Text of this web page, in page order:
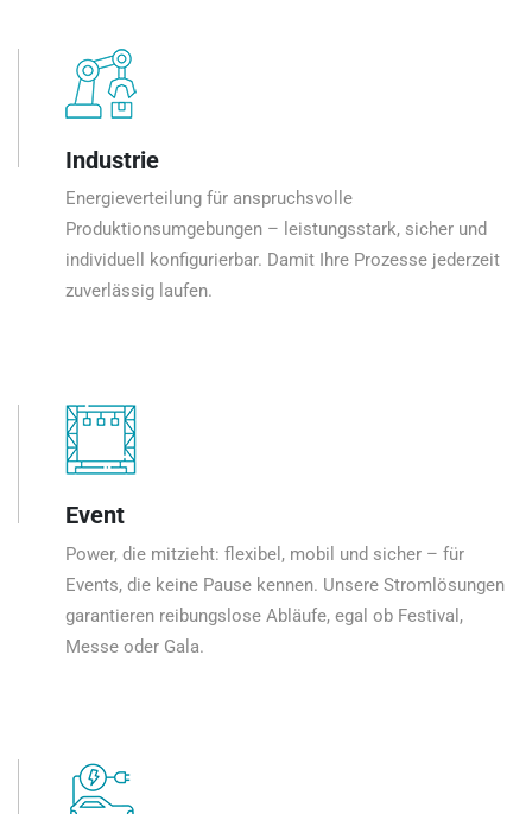
Industrie
Energieverteilung für anspruchsvolle
Produktionsumgebungen – leistungsstark, sicher und
individuell konfigurierbar. Damit Ihre Prozesse jederzeit
zuverlässig laufen.
Event
Power, die mitzieht: flexibel, mobil und sicher – für
Events, die keine Pause kennen. Unsere Stromlösungen
garantieren reibungslose Abläufe, egal ob Festival,
Messe oder Gala.